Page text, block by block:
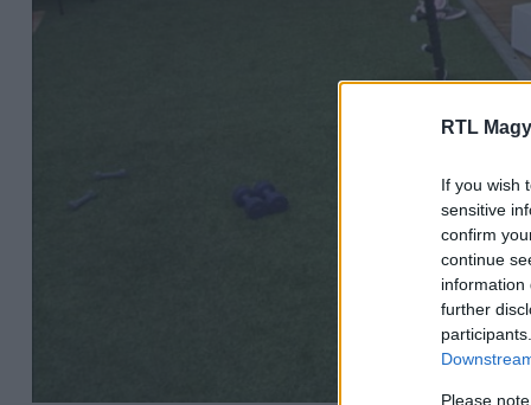
RTL
If you wish
sensitive
confirm
continue
information
further
Please